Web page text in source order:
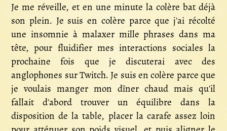
Je me réveille, et en une minute la colère bat déjà
son plein. Je suis en colère parce que j'ai récolté
une insomnie à malaxer mille phrases dans ma
tête, pour fluidifier mes interactions sociales la
prochaine fois que je discuterai avec des
anglophones sur Twitch. Je suis en colère parce que
je voulais manger mon dîner chaud mais qu'il
fallait d'abord trouver un équilibre dans la
disposition de la table, placer la carafe assez loin